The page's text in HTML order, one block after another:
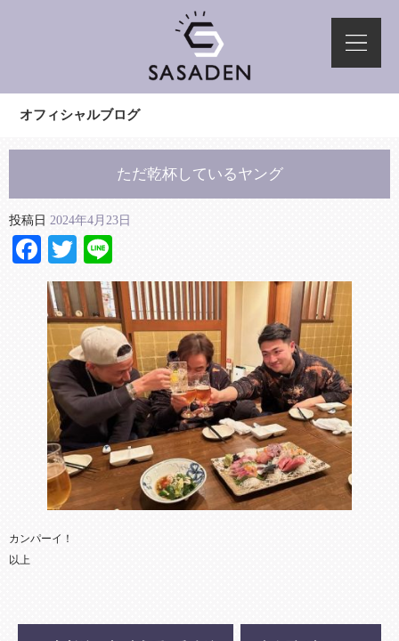
オフィシャルブログ
ただ乾杯しているヤング
投稿日 2024年4月23日
Facebook
Twitter
カンパーイ！
以上